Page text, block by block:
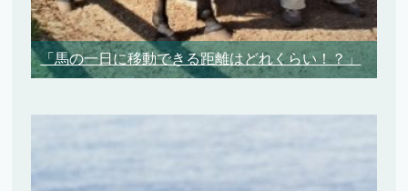
「馬の一日に移動できる距離はどれくらい！？」